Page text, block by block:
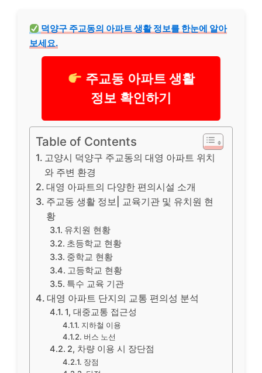
덕양구 주교동의 아파트 생활 정보를 한눈에 알아
보세요.
주교동 아파트 생활
정보 확인하기
Table of Contents
고양시 덕양구 주교동의 대영 아파트 위치
와 주변 환경
대영 아파트의 다양한 편의시설 소개
주교동 생활 정보| 교육기관 및 유치원 현
황
유치원 현황
초등학교 현황
중학교 현황
고등학교 현황
특수 교육 기관
대영 아파트 단지의 교통 편의성 분석
1, 대중교통 접근성
지하철 이용
버스 노선
2, 차량 이용 시 장단점
장점